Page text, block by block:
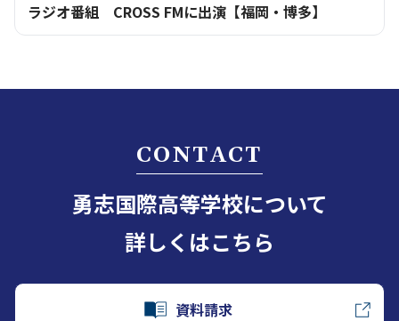
ラジオ番組 CROSS FMに出演【福岡・博多】
CONTACT
勇志国際高等学校について
詳しくはこちら
資料請求